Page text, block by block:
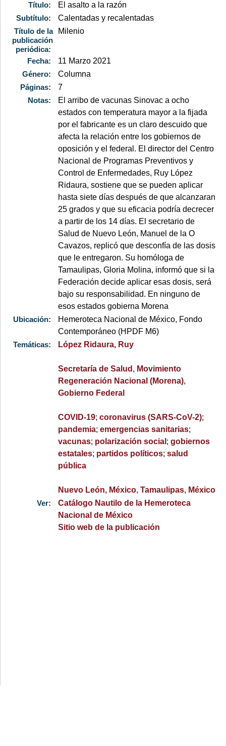
Título:
El asalto a la razón
Subtítulo:
Calentadas y recalentadas
Título de la
publicación
periódica:
Milenio
Fecha:
11 Marzo 2021
Género:
Columna
Páginas:
7
Notas:
El arribo de vacunas Sinovac a ocho
estados con temperatura mayor a la fijada
por el fabricante es un claro descuido que
afecta la relación entre los gobiernos de
oposición y el federal. El director del Centro
Nacional de Programas Preventivos y
Control de Enfermedades, Ruy López
Ridaura, sostiene que se pueden aplicar
hasta siete días después de que alcanzaran
25 grados y que su eficacia podría decrecer
a partir de los 14 días. El secretario de
Salud de Nuevo León, Manuel de la O
Cavazos, replicó que desconfía de las dosis
que le entregaron. Su homóloga de
Tamaulipas, Gloria Molina, informó que si la
Federación decide aplicar esas dosis, será
bajo su responsabilidad. En ninguno de
esos estados gobierna Morena
Ubicación:
Hemeroteca Nacional de México, Fondo
Contemporáneo (HPDF M6)
Temáticas:
López Ridaura, Ruy
Secretaría de Salud , Movimiento
Regeneración Nacional (Morena),
Gobierno Federal
COVID-19;coronavirus (SARS-CoV-2);
pandemia;emergencias sanitarias;
vacunas; polarización social ;gobiernos
estatales; partidos políticos;salud
pública
Nuevo León, México,Tamaulipas, México
Ver:
Catálogo Nautilo de la Hemeroteca
Nacional de México
Sitio web de la publicación